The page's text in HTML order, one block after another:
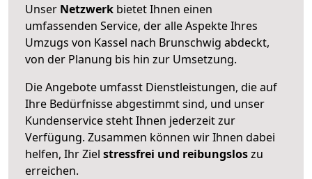
Unser Netzwerk bietet Ihnen einen
umfassenden Service, der alle Aspekte Ihres
Umzugs von Kassel nach Brunschwig abdeckt,
von der Planung bis hin zur Umsetzung.
Die Angebote umfasst Dienstleistungen, die auf
Ihre Bedürfnisse abgestimmt sind, und unser
Kundenservice steht Ihnen jederzeit zur
Verfügung. Zusammen können wir Ihnen dabei
helfen, Ihr Ziel stressfrei und reibungsloszu
erreichen.